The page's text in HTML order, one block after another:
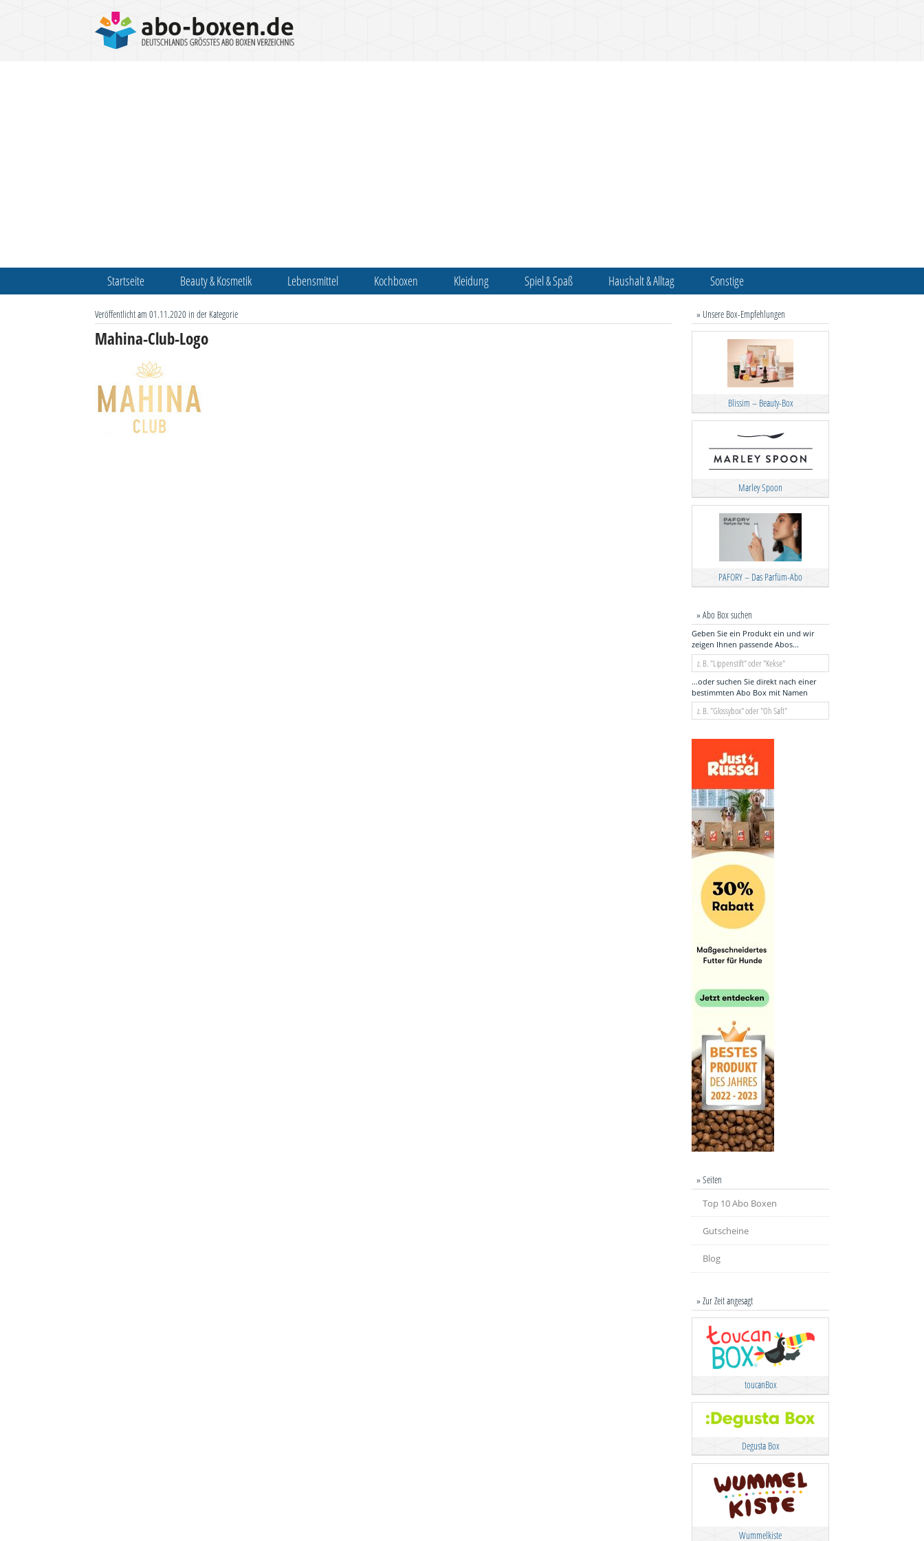
Startseite Beauty & Kosmetik Lebensmittel Kochboxen Kleidung Spiel & Spaß Haushalt & Alltag Sonstige
Veröffentlicht am 01.11.2020 in der Kategorie
Mahina-Club-Logo
» Unsere Box-Empfehlungen
Blissim – Beauty-Box
Marley Spoon
PAFORY – Das Parfüm-Abo
» Abo Box suchen
Geben Sie ein Produkt ein und wir
zeigen Ihnen passende Abos...
...oder suchen Sie direkt nach einer
bestimmten Abo Box mit Namen
» Seiten
Top 10 Abo Boxen
Gutscheine
Blog
» Zur Zeit angesagt
toucanBox
Degusta Box
Wummelkiste